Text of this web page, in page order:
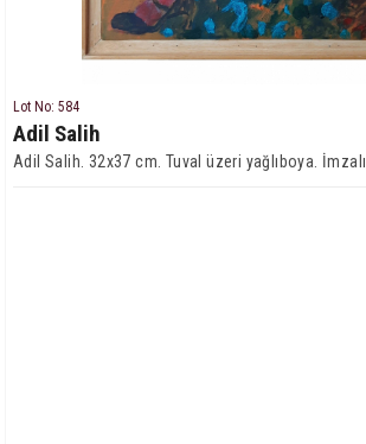
Lot No: 584
Adil Salih
Adil Salih. 32x37 cm. Tuval üzeri yağlıboya. İmzalı.